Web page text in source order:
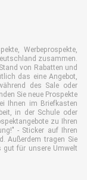
Werbeprospekte,
zusammen.
von Rabatten und
das eine Angebot,
des Sale oder
Sie neue Prospekte
Ihnen im Briefkasten
in der Schule oder
zu Ihren
- Sticker auf Ihren
Außerdem tragen Sie
gut für unsere Umwelt